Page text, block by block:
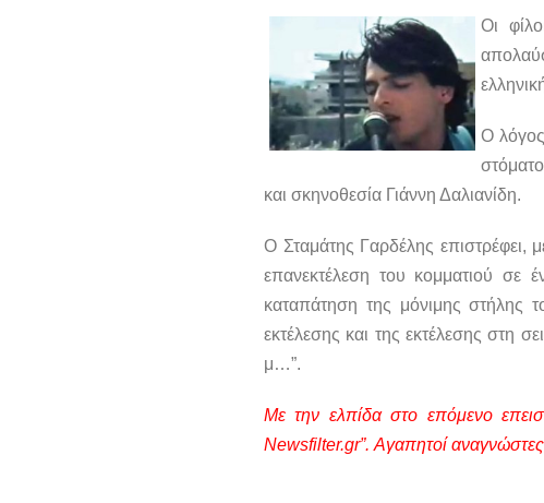
Οι
Ο
και σκηνοθεσία Γιάννη Δαλιανίδη.
Ο Σταμάτης Γαρδέλης επιστρέφει,
επανεκτέλεση του κομματιού
καταπάτηση της μόνιμης στήλης
εκτέλεσης και της εκτέλεσης στη
μ…”.
Με την ελπίδα στο επόμενο
Newsfilter.gr”. Αγαπητοί